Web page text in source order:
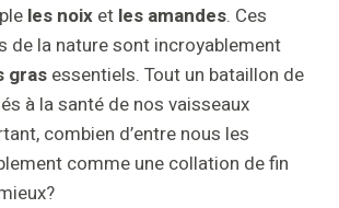
les noix et les amandes. Ces
de la nature sont incroyablement
gras essentiels. Tout un bataillon de
à la santé de nos vaisseaux
combien d’entre nous les
comme une collation de fin